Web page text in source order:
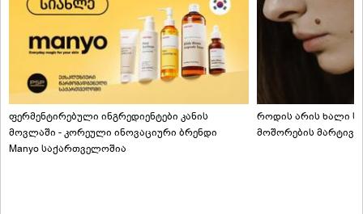
ფერმენტირებული ინგრედიენტები კანის
მოვლაში - კორეული ინოვაციური ბრენდი
Manyo საქართველოშია
როდის არის ხალი
მოშორების